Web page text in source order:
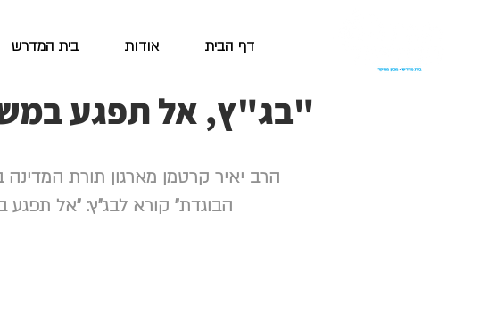
דף הבית אודות בית המדרש
"בג"ץ, אל תפגע
הרב יאיר קרטמן מארגון תורת המדינה
הבוגדת" קורא לבג"ץ: "אל תפגע